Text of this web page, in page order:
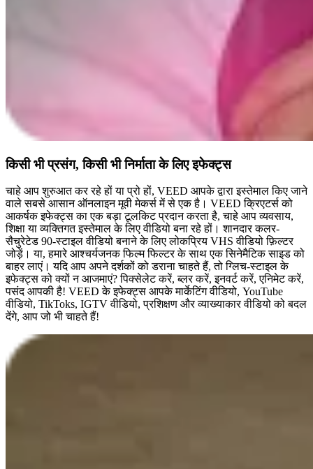
किसी भी प्रसंग, किसी भी निर्माता के लिए इफेक्ट्स
चाहे आप शुरुआत कर रहे हों या प्रो हों, VEED आपके द्वारा इस्तेमाल किए जाने
वाले सबसे आसान ऑनलाइन मूवी मेकर्स में से एक है। VEED क्रिएटर्स को
आकर्षक इफेक्ट्स का एक बड़ा टूलकिट प्रदान करता है, चाहे आप व्यवसाय,
शिक्षा या व्यक्तिगत इस्तेमाल के लिए वीडियो बना रहे हों। शानदार कलर-
सैचुरेटेड 90-स्टाइल वीडियो बनाने के लिए लोकप्रिय VHS वीडियो फ़िल्टर
जोड़ें। या, हमारे आश्चर्यजनक फिल्म फिल्टर के साथ एक सिनेमैटिक साइड को
बाहर लाएं। यदि आप अपने दर्शकों को डराना चाहते हैं, तो ग्लिच-स्टाइल के
इफेक्ट्स को क्यों न आजमाएं? पिक्सेलेट करें, ब्लर करें, इनवर्ट करें, एनिमेट करें,
पसंद आपकी है! VEED के इफेक्ट्स आपके मार्केटिंग वीडियो, YouTube
वीडियो, TikToks, IGTV वीडियो, प्रशिक्षण और व्याख्याकार वीडियो को बदल
देंगे, आप जो भी चाहते हैं!